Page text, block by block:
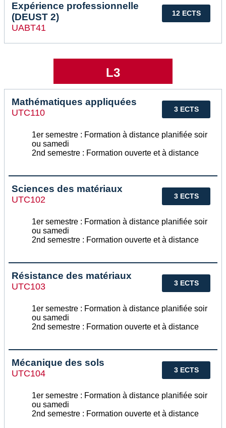
12 ECTS
Expérience professionnelle
(DEUST 2)
UABT41
L3
3 ECTS
Mathématiques appliquées
UTC110
1er semestre : Formation à distance planifiée soir
ou samedi
2nd semestre : Formation ouverte et à distance
3 ECTS
Sciences des matériaux
UTC102
1er semestre : Formation à distance planifiée soir
ou samedi
2nd semestre : Formation ouverte et à distance
3 ECTS
Résistance des matériaux
UTC103
1er semestre : Formation à distance planifiée soir
ou samedi
2nd semestre : Formation ouverte et à distance
3 ECTS
Mécanique des sols
UTC104
1er semestre : Formation à distance planifiée soir
ou samedi
2nd semestre : Formation ouverte et à distance